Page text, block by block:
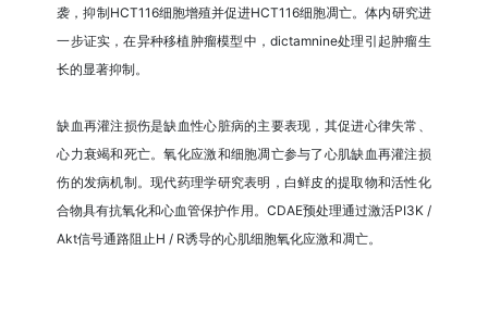
袭，抑制HCT116细胞增殖并促进HCT116细胞凋亡。体内研究进
一步证实，在异种移植肿瘤模型中，dictamnine处理引起肿瘤生
长的显著抑制。
缺血再灌注损伤是缺血性心脏病的主要表现，其促进心律失常、
心力衰竭和死亡。氧化应激和细胞凋亡参与了心肌缺血再灌注损
伤的发病机制。现代药理学研究表明，白鲜皮的提取物和活性化
合物具有抗氧化和心血管保护作用。CDAE预处理通过激活PI3K /
Akt信号通路阻止H / R诱导的心肌细胞氧化应激和凋亡。